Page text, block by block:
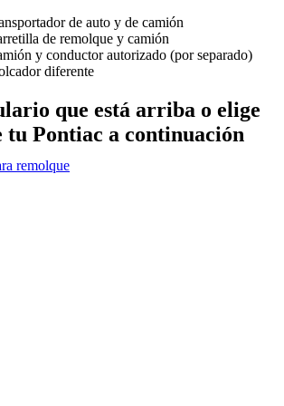
de auto y de camión
de remolque y camión
y conductor autorizado (por separado)
diferente
que está arriba o elige
tu Pontiac a continuación
remolque